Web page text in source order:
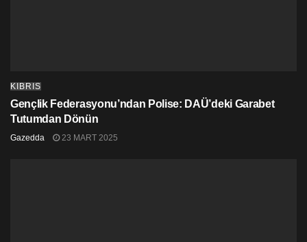
KIBRIS
Gençlik Federasyonu’ndan Polise: DAÜ’deki Garabet
Tutumdan Dönün
Gazedda 23 MART 2025